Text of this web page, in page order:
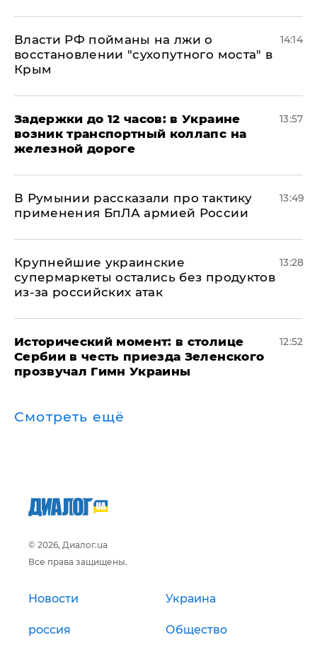
Власти РФ пойманы на лжи о
восстановлении "сухопутного моста" в
Крым
14:14
Задержки до 12 часов: в Украине
возник транспортный коллапс на
железной дороге
13:57
В Румынии рассказали про тактику
применения БпЛА армией России
13:49
Крупнейшие украинские
супермаркеты остались без продуктов
из-за российских атак
13:28
Исторический момент: в столице
Сербии в честь приезда Зеленского
прозвучал Гимн Украины
12:52
Смотреть ещё
© 2026, Диалог.ua
Все права защищены.
Новости Украина
россия Общество